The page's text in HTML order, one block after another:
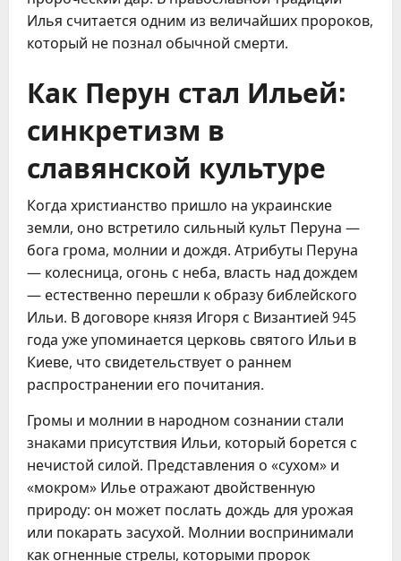
Илья считается одним из величайших пророков,
который не познал обычной смерти.
Как Перун стал Ильей:
синкретизм в
славянской культуре
Когда христианство пришло на украинские
земли, оно встретило сильный культ Перуна —
бога грома, молнии и дождя. Атрибуты Перуна
— колесница, огонь с неба, власть над дождем
— естественно перешли к образу библейского
Ильи. В договоре князя Игоря с Византией 945
года уже упоминается церковь святого Ильи в
Киеве, что свидетельствует о раннем
распространении его почитания.
Громы и молнии в народном сознании стали
знаками присутствия Ильи, который борется с
нечистой силой. Представления о «сухом» и
«мокром» Илье отражают двойственную
природу: он может послать дождь для урожая
или покарать засухой. Молнии воспринимали
как огненные стрелы, которыми пророк